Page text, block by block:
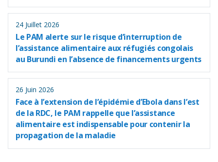
24 Juillet 2026
Le PAM alerte sur le risque d’interruption de
l’assistance alimentaire aux réfugiés congolais
au Burundi en l’absence de financements urgents
26 Juin 2026
Face à l’extension de l’épidémie d’Ebola dans l’est
de la RDC, le PAM rappelle que l’assistance
alimentaire est indispensable pour contenir la
propagation de la maladie